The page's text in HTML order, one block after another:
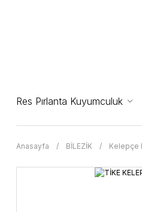
Res Pırlanta Kuyumculuk
Anasayfa BİLEZİK Kelepçe